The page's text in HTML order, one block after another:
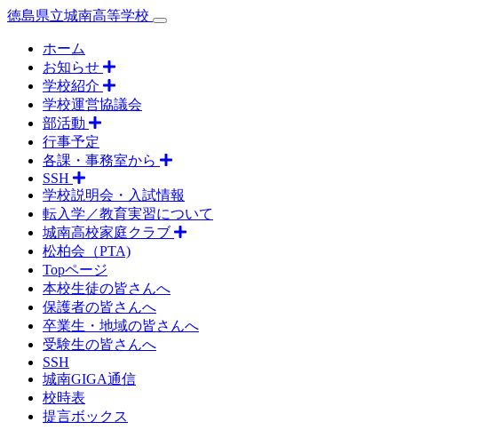
徳島県立城南高等学校
ホーム
お知らせ
学校紹介
学校運営協議会
部活動
行事予定
各課・事務室から
SSH
学校説明会・入試情報
転入学／教育実習について
城南高校家庭クラブ
松柏会（PTA)
Topページ
本校生徒の皆さんへ
保護者の皆さんへ
卒業生・地域の皆さんへ
受験生の皆さんへ
SSH
城南GIGA通信
校時表
提言ボックス